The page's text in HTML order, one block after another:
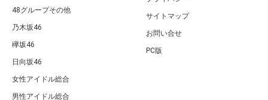
48グループその他
乃木坂46
欅坂46
日向坂46
女性アイドル総合
男性アイドル総合
サイトマップ
お問い合せ
PC版